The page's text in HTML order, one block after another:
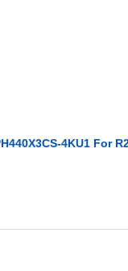
4KU1 For